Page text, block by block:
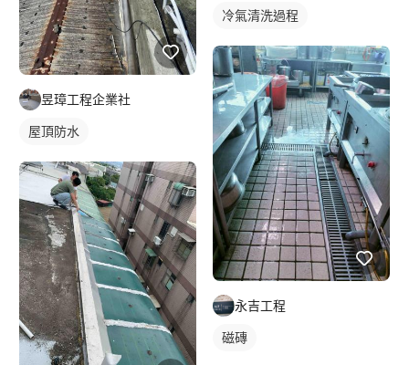
昱璋工程企業社
屋頂防水
冷氣清洗過程
永吉工程
磁磚